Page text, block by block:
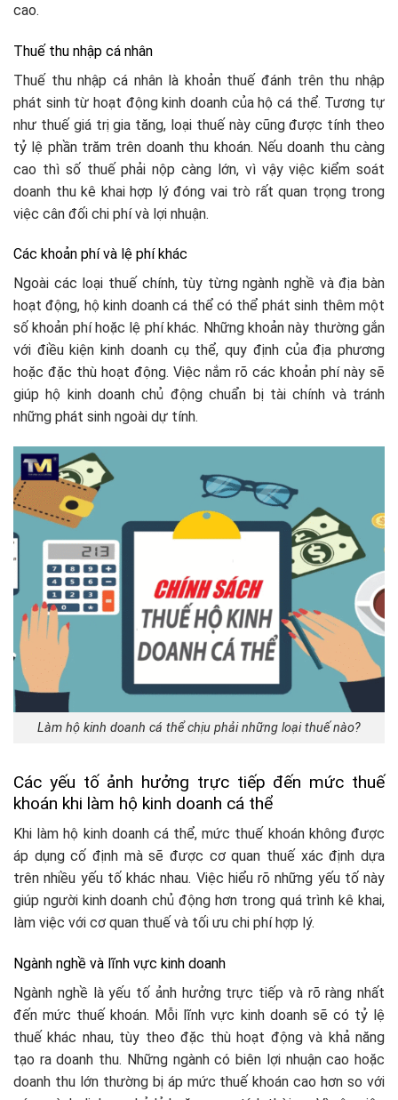
cao.
Thuế thu nhập cá nhân
Thuế thu nhập cá nhân là khoản thuế đánh trên thu nhập
phát sinh từ hoạt động kinh doanh của hộ cá thể. Tương tự
như thuế giá trị gia tăng, loại thuế này cũng được tính theo
tỷ lệ phần trăm trên doanh thu khoán. Nếu doanh thu càng
cao thì số thuế phải nộp càng lớn, vì vậy việc kiểm soát
doanh thu kê khai hợp lý đóng vai trò rất quan trọng trong
việc cân đối chi phí và lợi nhuận.
Các khoản phí và lệ phí khác
Ngoài các loại thuế chính, tùy từng ngành nghề và địa bàn
hoạt động, hộ kinh doanh cá thể có thể phát sinh thêm một
số khoản phí hoặc lệ phí khác. Những khoản này thường gắn
với điều kiện kinh doanh cụ thể, quy định của địa phương
hoặc đặc thù hoạt động. Việc nắm rõ các khoản phí này sẽ
giúp hộ kinh doanh chủ động chuẩn bị tài chính và tránh
những phát sinh ngoài dự tính.
Làm hộ kinh doanh cá thể chịu phải những loại thuế nào?
Các yếu tố ảnh hưởng trực tiếp đến mức thuế
khoán khi làm hộ kinh doanh cá thể
Khi làm hộ kinh doanh cá thể, mức thuế khoán không được
áp dụng cố định mà sẽ được cơ quan thuế xác định dựa
trên nhiều yếu tố khác nhau. Việc hiểu rõ những yếu tố này
giúp người kinh doanh chủ động hơn trong quá trình kê khai,
làm việc với cơ quan thuế và tối ưu chi phí hợp lý.
Ngành nghề và lĩnh vực kinh doanh
Ngành nghề là yếu tố ảnh hưởng trực tiếp và rõ ràng nhất
đến mức thuế khoán. Mỗi lĩnh vực kinh doanh sẽ có tỷ lệ
thuế khác nhau, tùy theo đặc thù hoạt động và khả năng
tạo ra doanh thu. Những ngành có biên lợi nhuận cao hoặc
doanh thu lớn thường bị áp mức thuế khoán cao hơn so với